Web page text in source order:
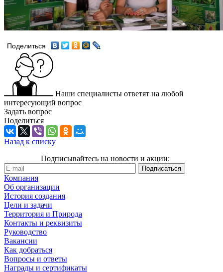
Поделиться
Наши специалисты ответят на любой
интересующий вопрос
Задать вопрос
Поделиться
Назад к списку
Подписывайтесь на новости и акции:
Компания
Об организации
История создания
Цели и задачи
Территория и Природа
Контакты и реквизиты
Руководство
Вакансии
Как добраться
Вопросы и ответы
Награды и сертификаты